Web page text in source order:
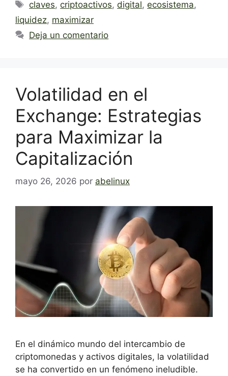
Etiquetas
claves,criptoactivos,digital,ecosistema,
liquidez, maximizar
Deja un comentario
Volatilidad en el
Exchange: Estrategias
para Maximizar la
Capitalización
mayo 26, 2026 por abelinux
En el dinámico mundo del intercambio de
criptomonedas y activos digitales, la volatilidad
se ha convertido en un fenómeno ineludible.